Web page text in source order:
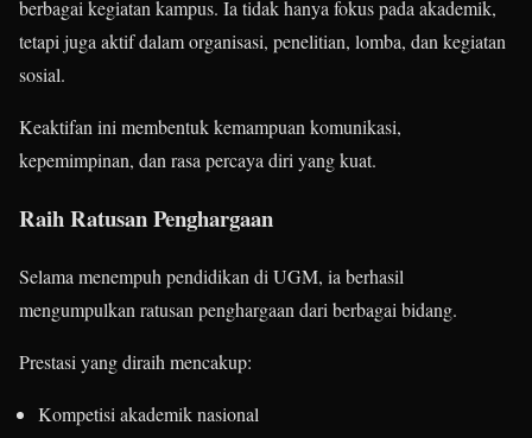
berbagai kegiatan kampus. Ia tidak hanya fokus pada akademik,
tetapi juga aktif dalam organisasi, penelitian, lomba, dan kegiatan
sosial.
Keaktifan ini membentuk kemampuan komunikasi,
kepemimpinan, dan rasa percaya diri yang kuat.
Raih Ratusan Penghargaan
Selama menempuh pendidikan di UGM, ia berhasil
mengumpulkan ratusan penghargaan dari berbagai bidang.
Prestasi yang diraih mencakup:
Kompetisi akademik nasional